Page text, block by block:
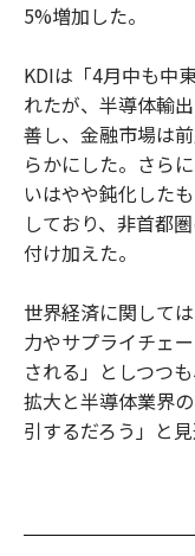
5%増加した。
KDIは「4月中も中
れたが、半導体輸
善し、金融市場は
らかにした。さら
いはやや鈍化した
しており、非首都
付け加えた。
世界経済に関して
力やサプライチェ
される」としつつ
拡大と半導体業界
引するだろう」と見